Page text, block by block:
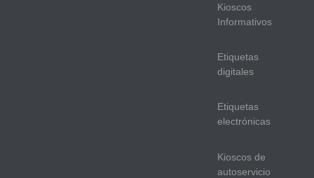
Kioscos
Informativos
Etiquetas
digitales
Etiquetas
electrónicas
Kioscos de
autoservicio